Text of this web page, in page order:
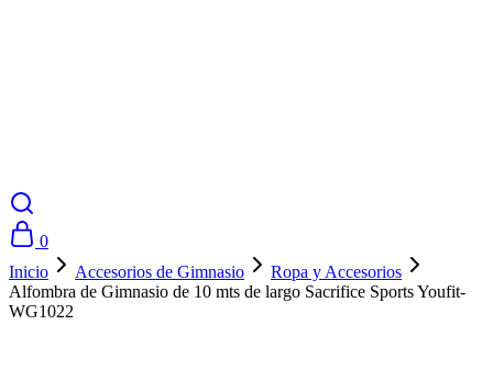
0
Inicio
Accesorios de Gimnasio
Ropa y Accesorios
Alfombra de Gimnasio de 10 mts de largo Sacrifice Sports Youfit-
WG1022